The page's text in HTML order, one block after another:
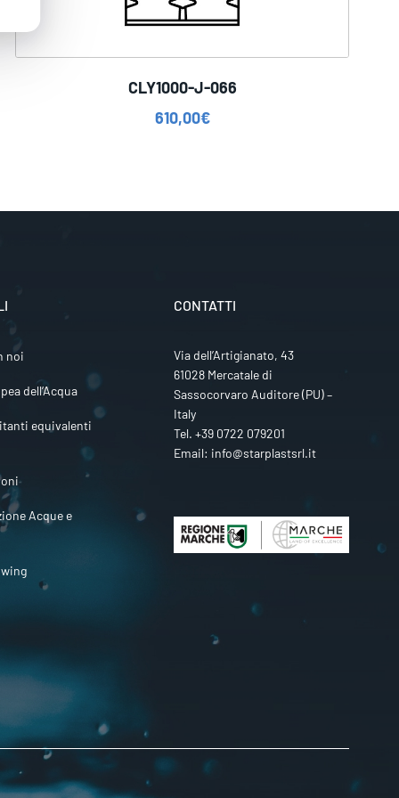
CLY1000-J-066
610,00€
noi
dell’Acqua
equivalenti
Acque e
CONTATTI
Via dell’Artigianato, 43
61028 Mercatale di
Sassocorvaro Auditore (PU) –
Italy
Tel. +39 0722 079201
Email: info@starplastsrl.it